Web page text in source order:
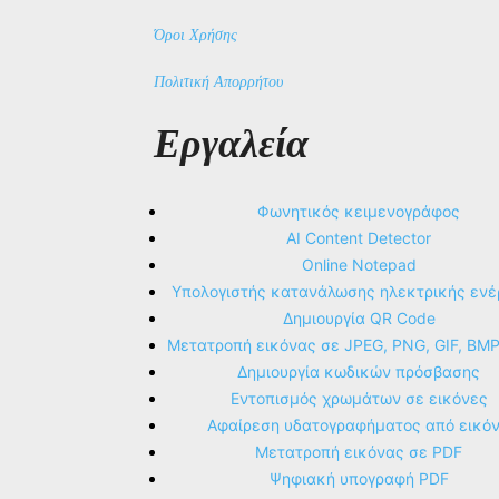
Όροι Χρήσης
Πολιτική Απορρήτου
Εργαλεία
Φωνητικός κειμενογράφος
AI Content Detector
Online Notepad
Υπολογιστής κατανάλωσης ηλεκτρικής
Δημιουργία QR Code
Μετατροπή εικόνας σε JPEG, PNG, GIF,
Δημιουργία κωδικών πρόσβασης
Εντοπισμός χρωμάτων σε εικόνες
Αφαίρεση υδατογραφήματος από
Μετατροπή εικόνας σε PDF
Ψηφιακή υπογραφή PDF